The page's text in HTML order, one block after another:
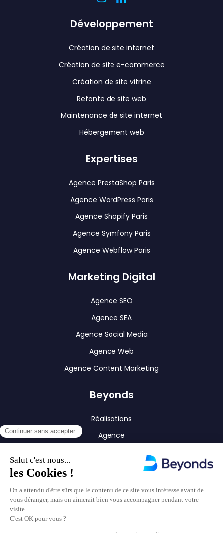
Nous contacter
Développement
Création de site internet
Création de site e-commerce
Création de site vitrine
Refonte de site web
Maintenance de site internet
Hébergement web
Expertises
Agence PrestaShop Paris
Agence WordPress Paris
Agence Shopify Paris
Agence Symfony Paris
Agence Webflow Paris
Marketing Digital
Agence SEO
Agence SEA
Agence Social Media
Agence Web
Agence Content Marketing
Beyonds
Réalisations
Agence